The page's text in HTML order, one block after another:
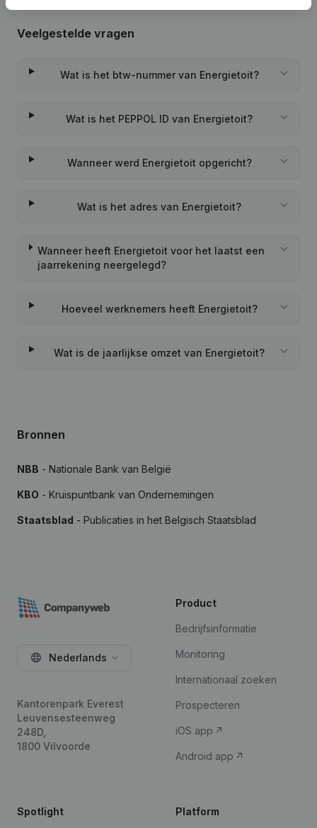
Veelgestelde vragen
Wat is het btw-nummer van Energietoit?
Wat is het PEPPOL ID van Energietoit?
Wanneer werd Energietoit opgericht?
Wat is het adres van Energietoit?
Wanneer heeft Energietoit voor het laatst een
jaarrekening neergelegd?
Hoeveel werknemers heeft Energietoit?
Wat is de jaarlijkse omzet van Energietoit?
Bronnen
NBB - Nationale Bank van België
KBO - Kruispuntbank van Ondernemingen
Staatsblad - Publicaties in het Belgisch Staatsblad
Nederlands
Kantorenpark Everest
Leuvensesteenweg
248D,
1800 Vilvoorde
Product
Bedrijfsinformatie
Monitoring
Internationaal zoeken
Prospecteren
iOS app
Android app
Spotlight Platform